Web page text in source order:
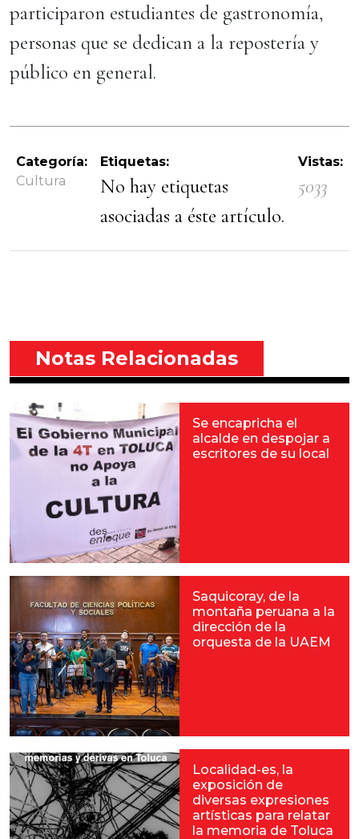
participaron estudiantes de gastronomía,
personas que se dedican a la repostería y
público en general.
Categoría:
Cultura
Etiquetas:
No hay etiquetas
asociadas a éste artículo.
Vistas:
5033
Notas Relacionadas
Se encapricha el
alcalde en despojar a
escritores de su local
Saquicoray, de la
montaña peruana a la
dirección de la
orquesta de la UAEM
Localidad-es, la
exposición de
diversas expresiones
artísticas para relatar
la memoria de Toluca